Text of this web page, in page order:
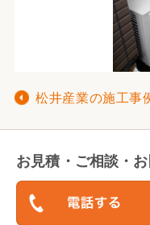
松井産業の施工事
お見積・ご相談・